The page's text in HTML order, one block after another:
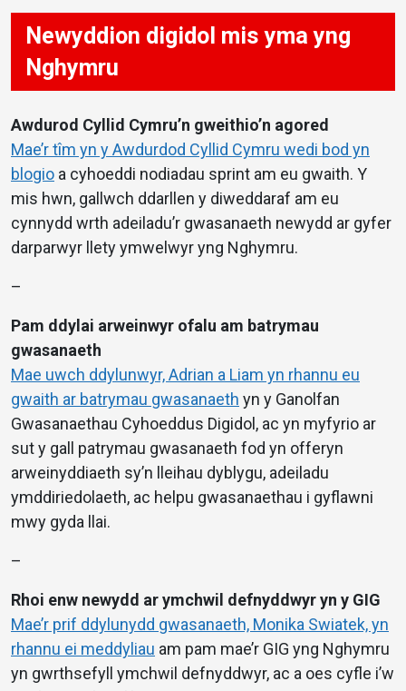
Newyddion digidol mis yma yng
Nghymru
Awdurod Cyllid Cymru’n gweithio’n agored
Mae’r tîm yn y Awdurdod Cyllid Cymru wedi bod yn
blogio a cyhoeddi nodiadau sprint am eu gwaith. Y
mis hwn, gallwch ddarllen y diweddaraf am eu
cynnydd wrth adeiladu’r gwasanaeth newydd ar gyfer
darparwyr llety ymwelwyr yng Nghymru.
–
Pam ddylai arweinwyr ofalu am batrymau
gwasanaeth
Mae uwch ddylunwyr, Adrian a Liam yn rhannu eu
gwaith ar batrymau gwasanaeth yn y Ganolfan
Gwasanaethau Cyhoeddus Digidol, ac yn myfyrio ar
sut y gall patrymau gwasanaeth fod yn offeryn
arweinyddiaeth sy’n lleihau dyblygu, adeiladu
ymddiriedolaeth, ac helpu gwasanaethau i gyflawni
mwy gyda llai.
–
Rhoi enw newydd ar ymchwil defnyddwyr yn y GIG
Mae’r prif ddylunydd gwasanaeth, Monika Swiatek, yn
rhannu ei meddyliau am pam mae’r GIG yng Nghymru
yn gwrthsefyll ymchwil defnyddwyr, ac a oes cyfle i’w